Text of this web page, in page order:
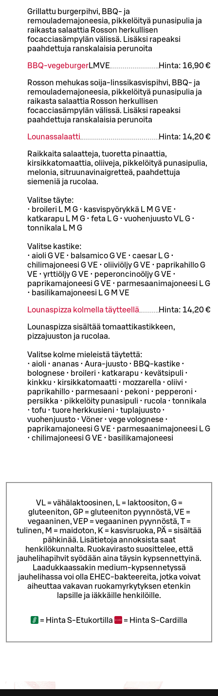
Grillattu burgerpihvi, BBQ- ja
remoulademajoneesia, pikkelöityä punasipulia ja
raikasta salaattia Rosson herkullisen
focacciasämpylän välissä. Lisäksi rapeaksi
paahdettuja ranskalaisia perunoita
BBQ-vegeburgerLMVE Hinta: 16,90 €
Rosson mehukas soija-linssikasvispihvi, BBQ- ja
remoulademajoneesia, pikkelöityä punasipulia ja
raikasta salaattia Rosson herkullisen
focacciasämpylän välissä. Lisäksi rapeaksi
paahdettuja ranskalaisia perunoita
Lounassalaatti Hinta: 14,20 €
Raikkaita salaatteja, tuoretta pinaattia,
kirsikkatomaattia, oliiveja, pikkelöityä punasipulia,
melonia, sitruunavinaigretteä, paahdettuja
siemeniä ja rucolaa.
Valitse täyte:
• broileri L M G • kasvispyörykkä L M G VE •
katkarapu L M G • feta L G • vuohenjuusto VL G •
tonnikala L M G
Valitse kastike:
• aioli G VE • balsamico G VE • caesar L G •
chilimajoneesi G VE • oliiviöljy G VE • paprikahillo G
VE • yrttiöljy G VE • peperoncinoöljy G VE •
paprikamajoneesi G VE • parmesaanimajoneesi L G
• basilikamajoneesi L G M VE
Lounaspizza kolmella täytteellä Hinta: 14,20 €
Lounaspizza sisältää tomaattikastikkeen,
pizzajuuston ja rucolaa.
Valitse kolme mieleistä täytettä:
• aioli • ananas • Aura-juusto • BBQ-kastike •
bolognese • broileri • katkarapu • kevätsipuli •
kinkku • kirsikkatomaatti • mozzarella • oliivi •
paprikahillo • parmesaani • pekoni • pepperoni •
persikka • pikkelöity punasipuli • rucola • tonnikala
• tofu • tuore herkkusieni • tuplajuusto •
vuohenjuusto • Vöner • vege volognese •
paprikamajoneesi G VE • parmesaanimajoneesi L G
• chilimajoneesi G VE • basilikamajoneesi
VL = vähälaktoosinen, L = laktoositon, G =
gluteeniton, GP = gluteeniton pyynnöstä, VE =
vegaaninen, VEP = vegaaninen pyynnöstä, T =
tulinen, M = maidoton, K = kasvisruoka, PÄ = sisältää
pähkinää. Lisätietoja annoksista saat
henkilökunnalta. Ruokavirasto suosittelee, että
jauhelihapihvit syödään aina täysin kypsennettyinä.
Laadukkaassakin medium-kypsennetyssä
jauhelihassa voi olla EHEC-bakteereita, jotka voivat
aiheuttaa vakavan ruokamyrkytyksen etenkin
lapsille ja iäkkäille henkilöille.
= Hinta S-Etukortilla = Hinta S-Cardilla